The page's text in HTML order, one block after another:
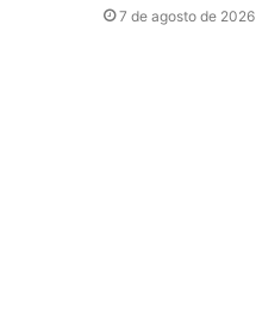
7 de agosto de 2026